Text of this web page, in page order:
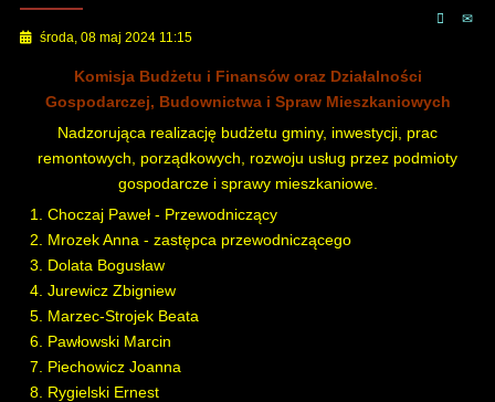
środa, 08 maj 2024 11:15
Komisja Budżetu i Finansów oraz Działalności
Gospodarczej, Budownictwa i Spraw Mieszkaniowych
Nadzorująca realizację budżetu gminy, inwestycji, prac
remontowych, porządkowych, rozwoju usług przez podmioty
gospodarcze i sprawy mieszkaniowe.
Choczaj Paweł - Przewodniczący
Mrozek Anna - zastępca przewodniczącego
Dolata Bogusław
Jurewicz Zbigniew
Marzec-Strojek Beata
Pawłowski Marcin
Piechowicz Joanna
Rygielski Ernest